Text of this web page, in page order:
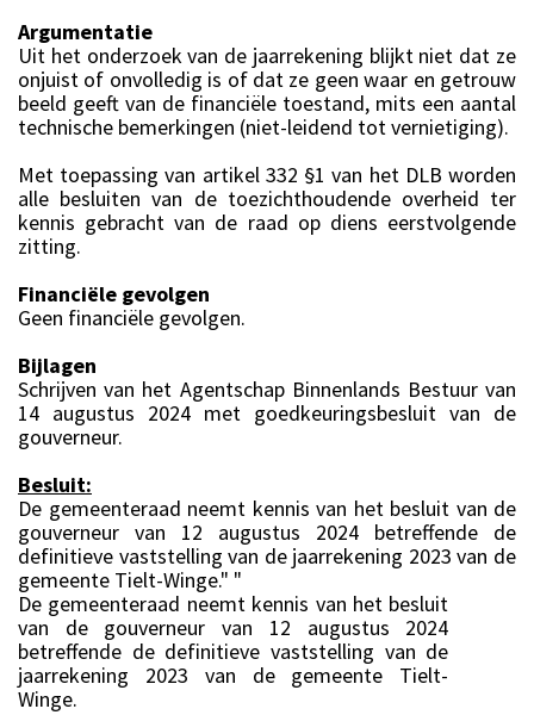
Argumentatie
Uit het onderzoek van de jaarrekening blijkt niet dat ze
onjuist of onvolledig is of dat ze geen waar en getrouw
beeld geeft van de financiële toestand, mits een aantal
technische bemerkingen (niet-leidend tot vernietiging).
Met toepassing van artikel 332 §1 van het DLB worden
alle besluiten van de toezichthoudende overheid ter
kennis gebracht van de raad op diens eerstvolgende
zitting.
Financiële gevolgen
Geen financiële gevolgen.
Bijlagen
Schrijven van het Agentschap Binnenlands Bestuur van
14 augustus 2024 met goedkeuringsbesluit van de
gouverneur.
Besluit:
De gemeenteraad neemt kennis van het besluit van de
gouverneur van 12 augustus 2024 betreffende de
definitieve vaststelling van de jaarrekening 2023 van de
gemeente Tielt-Winge." "
De gemeenteraad neemt kennis van het besluit
van de gouverneur van 12 augustus 2024
betreffende de definitieve vaststelling van de
jaarrekening 2023 van de gemeente Tielt-
Winge.